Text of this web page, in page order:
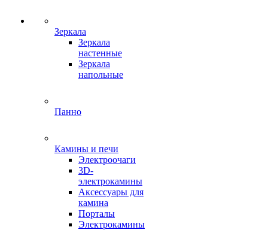
Зеркала
Зеркала
настенные
Зеркала
напольные
Панно
Камины и печи
Электроочаги
3D-
электрокамины
Аксессуары для
камина
Порталы
Электрокамины